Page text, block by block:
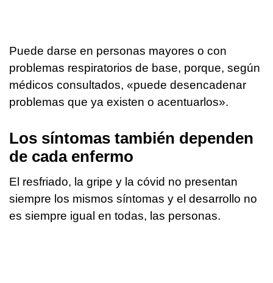
Puede darse en personas mayores o con
problemas respiratorios de base, porque, según
médicos consultados, «puede desencadenar
problemas que ya existen o acentuarlos».
Los síntomas también dependen
de cada enfermo
El resfriado, la gripe y la cóvid no presentan
siempre los mismos síntomas y el desarrollo no
es siempre igual en todas, las personas.